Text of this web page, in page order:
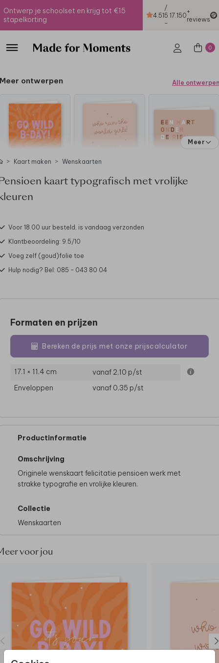
Ontwerp je schoolset en krijg tot €15
stapelkorting
4.51
/
5
-
17.150+
reviews
0
Meer ontwerpen Alle ontwerpen
Meer
Kaart maken Wenskaarten
kaart typografisch met vrolijke
Voor 18.00 uur besteld, is vandaag verzonden
Klantbeoordeling: 9.5/10
Voeg zelf (goud)folie toe
Hulp nodig? Bel: 085 - 043 80 04
Formaten en prijzen
Bereken de prijs met onze prijscalculator
17.1 × 11.4 cm vanaf 2,10 p/st
Enveloppen
vanaf 0,35 p/st
Productinformatie
Omschrijving
Originele wenskaart felicitatie pensioen werk met
strakke typografie en vrolijke kleuren.
Collectie
Wenskaarten
voor jou